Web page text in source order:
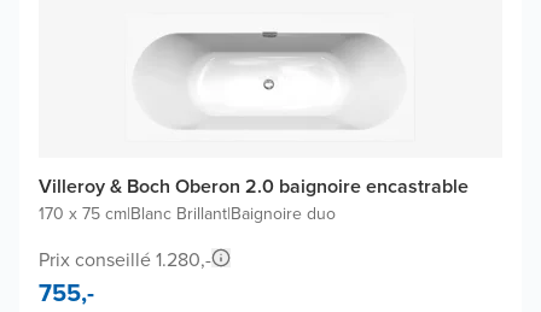
Villeroy & Boch Oberon 2.0 baignoire encastrable
170 x 75 cm|Blanc Brillant|Baignoire duo
Prix conseillé 1.280,-
755,-